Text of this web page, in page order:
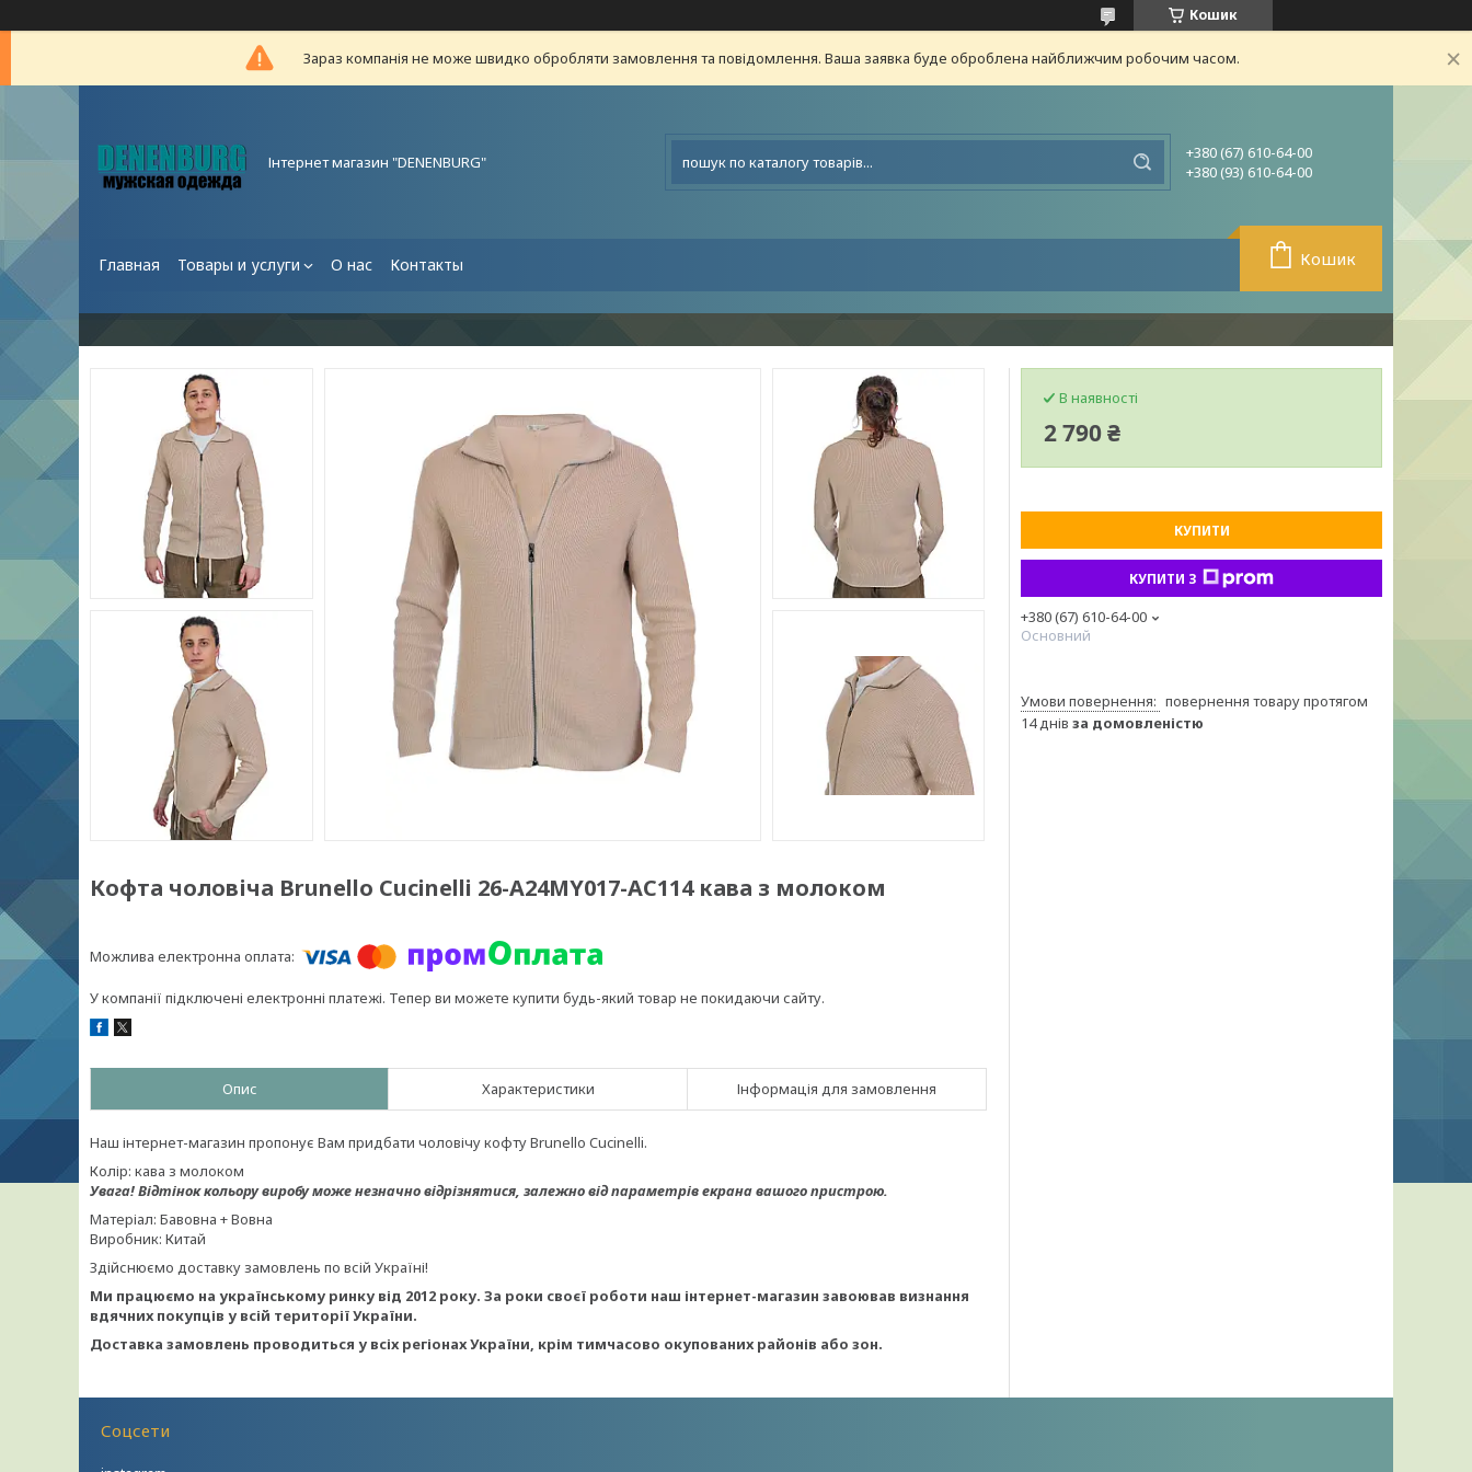
Кошик
Зараз компанія не може швидко обробляти замовлення та повідомлення. Ваша заявка буде оброблена найближчим робочим часом.
Інтернет магазин "DENENBURG"
+380 (67) 610-64-00
+380 (93) 610-64-00
Главная Товары и услуги О нас Контакты Кошик
Кофта чоловіча Brunello Cucinelli 26-A24MY017-AC114 кава з молоком
У компанії підключені електронні платежі. Тепер ви можете купити будь-який товар не покидаючи сайту.
Опис Характеристики Інформація для замовлення
Наш інтернет-магазин пропонує Вам придбати чоловічу кофту Brunello Cucinelli.
Колір: кава з молоком
Увага!Відтінок кольору виробу може незначно відрізнятися, залежно від параметрів екрана вашого пристрою.
Матеріал: Бавовна + Вовна
Виробник: Китай
Здійснюємо доставку замовлень по всій Україні!
Ми працюємо на українському ринку від 2012 року. За роки своєї роботи наш інтернет-магазин завоював визнання
вдячних покупців у всій території України.
Доставка замовлень проводиться у всіх регіонах України, крім тимчасово окупованих районів або зон.
В наявності
2 790 ₴
КУПИТИ
КУПИТИ З
+380 (67) 610-64-00
Основний
повернення товару протягом
14 днів за домовленістю
Соцсети